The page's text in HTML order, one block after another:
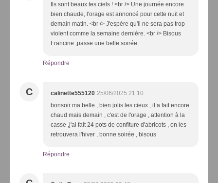
Ils sont beaux tes ciels ! <br /> Une journée encore
bien chaude, l'orage est annoncé pour cette nuit et
demain matin. <br /> J'espère qu'il ne sera pas trop
violent comme la semaine dernière. <br /> Bisous
Francine ,passe une belle soirée.
Répondre
C calinette555120 25/06/2025 21:10
bonsoir ma belle , bien jolis les cieux , il a fait encore
chaud mais demain , c'est de l'orage , attention à la
casse ,j'ai fait 24 pots de confiture d'abricots , on les
retrouvera l'hiver , bonne soirée , bisous
Répondre